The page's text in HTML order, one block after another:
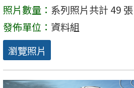
照片數量： 系列照片共計 49 張
發佈單位： 資料組
瀏覽照片